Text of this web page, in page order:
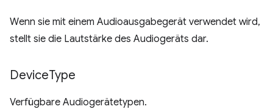
Wenn sie mit einem Audioausgabegerät verwendet wird,
stellt sie die Lautstärke des Audiogeräts dar.
DeviceType
Verfügbare Audiogerätetypen.